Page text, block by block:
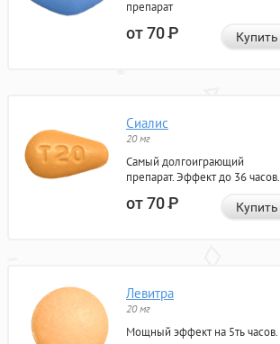
препарат
от 70Р Купить
Сиалис
20 мг
Самый долгоиграющий
препарат. Эффект до 36 часов.
от 70Р Купить
Левитра
20 мг
Мощный эффект на 5ть часов.